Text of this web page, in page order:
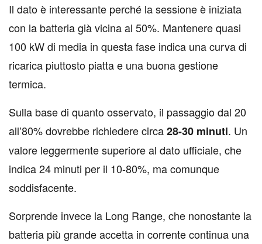
Il dato è interessante perché la sessione è iniziata
con la batteria già vicina al 50%. Mantenere quasi
100 kW di media in questa fase indica una curva di
ricarica piuttosto piatta e una buona gestione
termica.
Sulla base di quanto osservato, il passaggio dal 20
all’80% dovrebbe richiedere circa28-30 minuti. Un
valore leggermente superiore al dato ufficiale, che
indica 24 minuti per il 10-80%, ma comunque
soddisfacente.
Sorprende invece la Long Range, che nonostante la
batteria più grande accetta in corrente continua una